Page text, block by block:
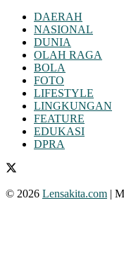
DAERAH
NASIONAL
DUNIA
OLAH RAGA
BOLA
FOTO
LIFESTYLE
LINGKUNGAN
FEATURE
EDUKASI
DPRA
© 2026 Lensakita.com |